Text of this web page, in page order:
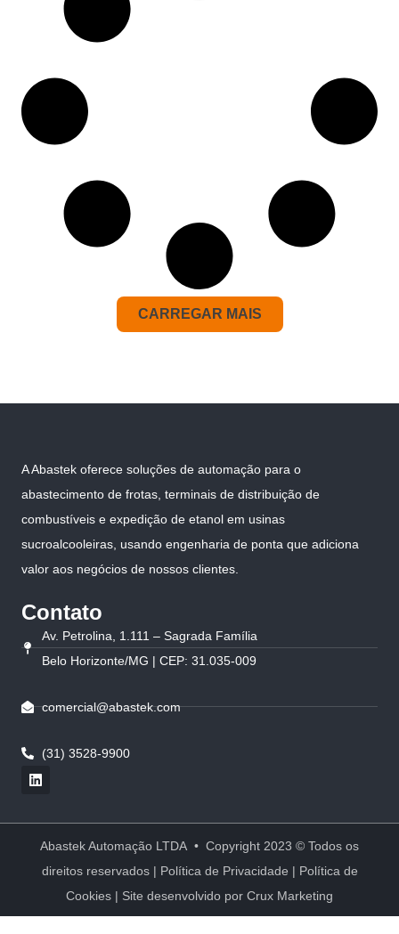
CARREGAR MAIS
A Abastek oferece soluções de automação para o
abastecimento de frotas, terminais de distribuição de
combustíveis e expedição de etanol em usinas
sucroalcooleiras, usando engenharia de ponta que adiciona
valor aos negócios de nossos clientes.
Contato
Av. Petrolina, 1.111 – Sagrada Família
Belo Horizonte/MG | CEP: 31.035-009
comercial@abastek.com
(31) 3528-9900
Abastek Automação LTDA • Copyright 2023 © Todos os
direitos reservados | Política de Privacidade | Política de
Cookies | Site desenvolvido por Crux Marketing